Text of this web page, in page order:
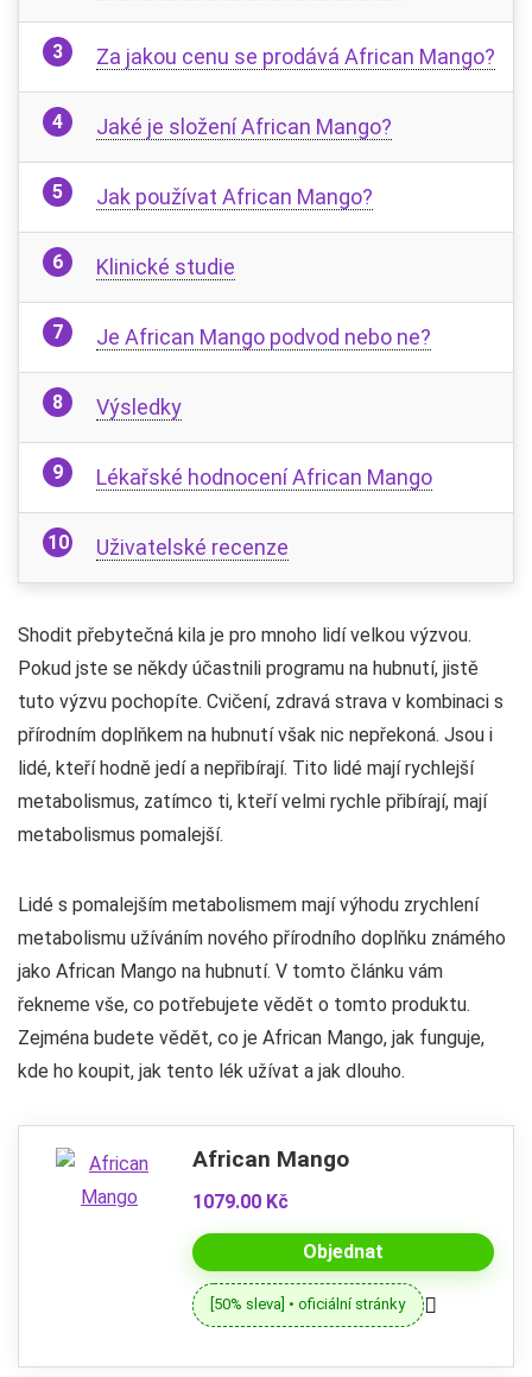
Za jakou cenu se prodává African Mango?
Jaké je složení African Mango?
Jak používat African Mango?
Klinické studie
Je African Mango podvod nebo ne?
Výsledky
Lékařské hodnocení African Mango
Uživatelské recenze
Shodit přebytečná kila je pro mnoho lidí velkou výzvou.
Pokud jste se někdy účastnili programu na hubnutí, jistě
tuto výzvu pochopíte. Cvičení, zdravá strava v kombinaci s
přírodním doplňkem na hubnutí však nic nepřekoná. Jsou i
lidé, kteří hodně jedí a nepřibírají. Tito lidé mají rychlejší
metabolismus, zatímco ti, kteří velmi rychle přibírají, mají
metabolismus pomalejší.
Lidé s pomalejším metabolismem mají výhodu zrychlení
metabolismu užíváním nového přírodního doplňku známého
jako African Mango na hubnutí. V tomto článku vám
řekneme vše, co potřebujete vědět o tomto produktu.
Zejména budete vědět, co je African Mango, jak funguje,
kde ho koupit, jak tento lék užívat a jak dlouho.
African Mango
1079.00 Kč
Objednat
[50% sleva] • oficiální stránky